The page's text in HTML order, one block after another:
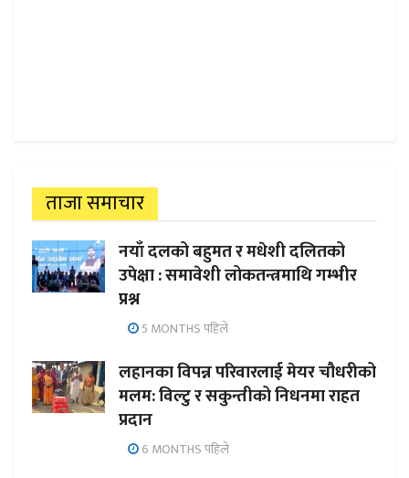
ताजा समाचार
नयाँ दलको बहुमत र मधेशी दलितको
उपेक्षा : समावेशी लोकतन्त्रमाथि गम्भीर
प्रश्न
5 MONTHS पहिले
लहानका विपन्न परिवारलाई मेयर चौधरीको
मलम: विल्टु र सकुन्तीको निधनमा राहत
प्रदान
6 MONTHS पहिले